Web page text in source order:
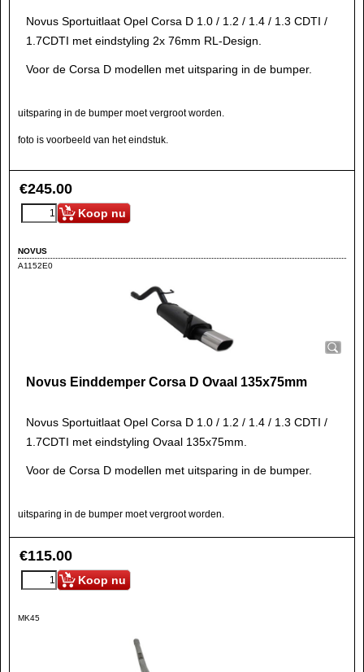
Novus Sportuitlaat Opel Corsa D 1.0 / 1.2 / 1.4 / 1.3 CDTI /
1.7CDTI met eindstyling 2x 76mm RL-Design.
Voor de Corsa D modellen met uitsparing in de bumper.
uitsparing in de bumper moet vergroot worden.
foto is voorbeeld van het eindstuk.
€245.00
Koop nu
NOVUS
A1152E0
Novus Einddemper Corsa D Ovaal 135x75mm
Novus Sportuitlaat Opel Corsa D 1.0 / 1.2 / 1.4 / 1.3 CDTI /
1.7CDTI met eindstyling Ovaal 135x75mm.
Voor de Corsa D modellen met uitsparing in de bumper.
uitsparing in de bumper moet vergroot worden.
€115.00
Koop nu
MK45